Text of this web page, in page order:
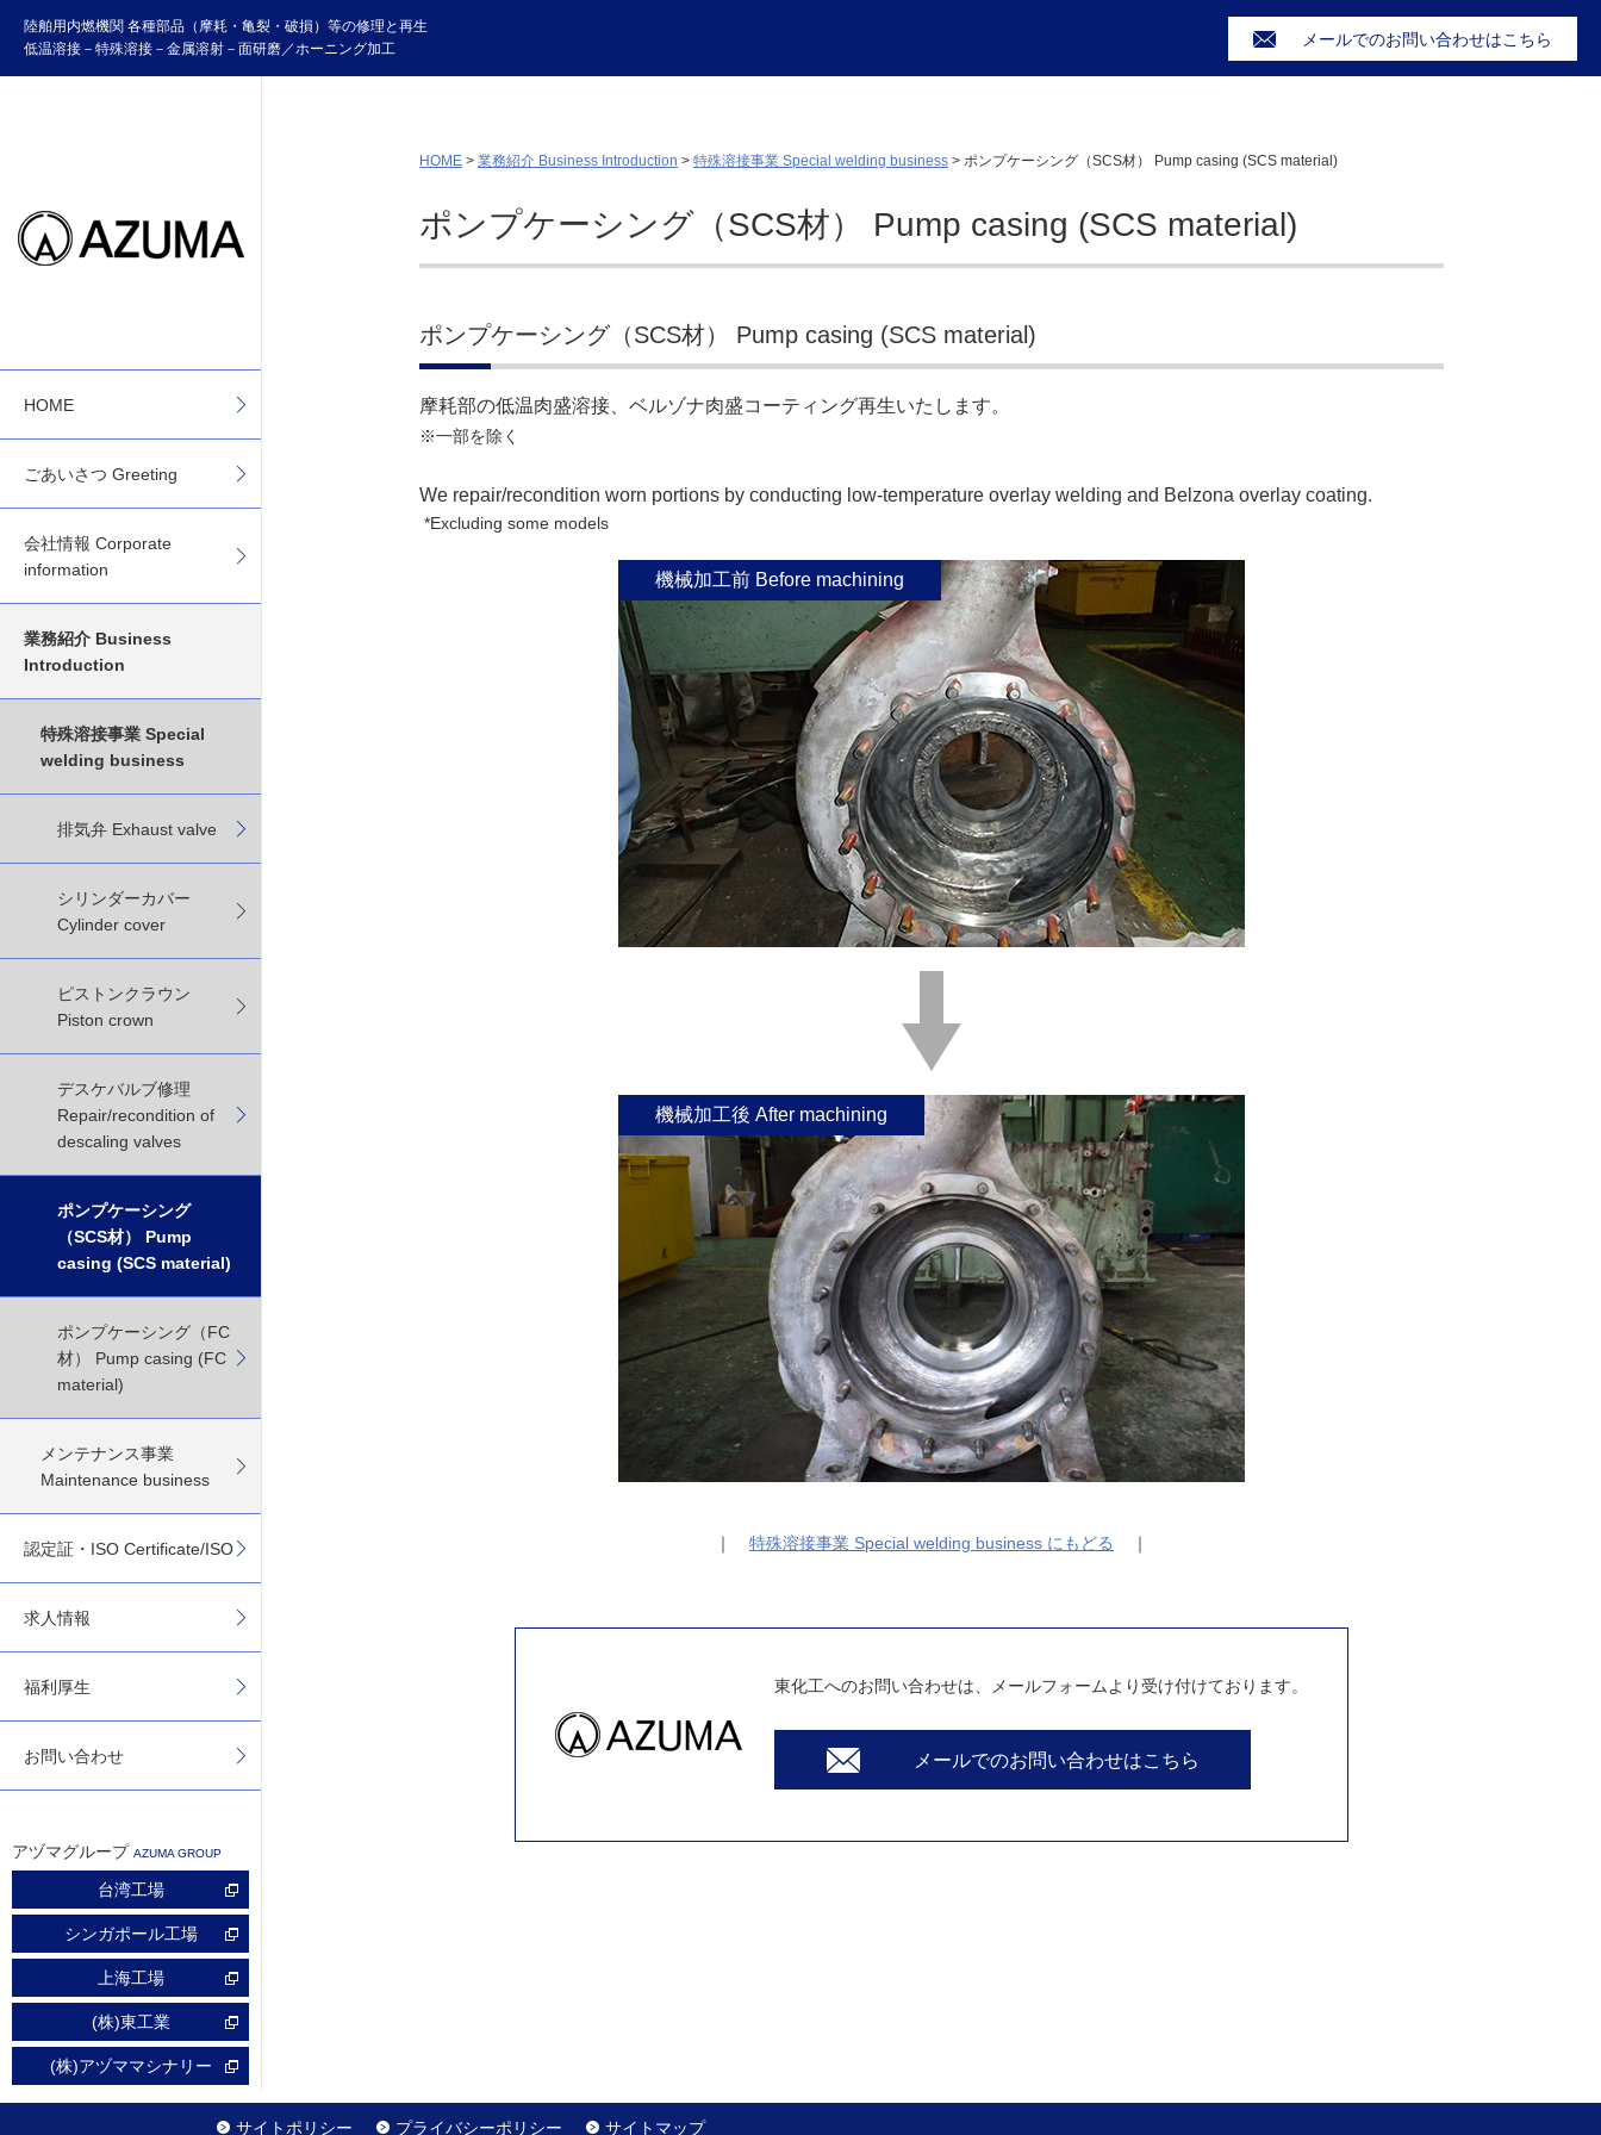
陸舶用内燃機関 各種部品（摩耗・亀裂・破損）等の修理と再生
低温溶接－特殊溶接－金属溶射－面研磨／ホーニング加工
メールでのお問い合わせはこちら
HOME
ごあいさつ Greeting
会社情報 Corporate
information
業務紹介 Business
Introduction
特殊溶接事業 Special
welding business
排気弁 Exhaust valve
シリンダーカバー
Cylinder cover
ピストンクラウン
Piston crown
デスケバルブ修理
Repair/recondition of
descaling valves
ポンプケーシング
（SCS材） Pump
casing (SCS material)
ポンプケーシング（FC
材） Pump casing (FC
material)
メンテナンス事業
Maintenance business
認定証・ISO Certificate/ISO
求人情報
福利厚生
お問い合わせ
アヅマグループ AZUMA GROUP
台湾工場
シンガポール工場
上海工場
(株)東工業
(株)アヅママシナリー
HOME > 業務紹介 Business Introduction > 特殊溶接事業 Special welding business > ポンプケーシング（SCS材） Pump casing (SCS material)
ポンプケーシング（SCS材） Pump casing (SCS material)
ポンプケーシング（SCS材） Pump casing (SCS material)
摩耗部の低温肉盛溶接、ベルゾナ肉盛コーティング再生いたします。
※一部を除く
We repair/recondition worn portions by conducting low-temperature overlay welding and Belzona overlay coating.
*Excluding some models
機械加工前 Before machining
機械加工後 After machining
｜ 特殊溶接事業 Special welding business にもどる ｜
東化工へのお問い合わせは、メールフォームより受け付けております。
メールでのお問い合わせはこちら
サイトポリシー プライバシーポリシー サイトマップ